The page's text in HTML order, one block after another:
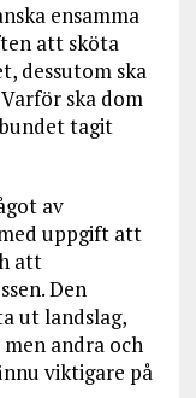
ensamma
att sköta
dessutom ska
ska dom
tagit
av
uppgift att
att
Den
ut landslag,
andra och
viktigare på